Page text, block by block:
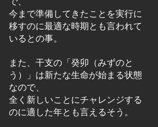
今まで準備してきたことを実行に
移すのに最適な時期とも言われて
いるとの事。
また、干支の「癸卯（みずのと
う）」は新たな生命が始まる状態
なので、
全く新しいことにチャレンジする
のに適した年とも言えるそう。